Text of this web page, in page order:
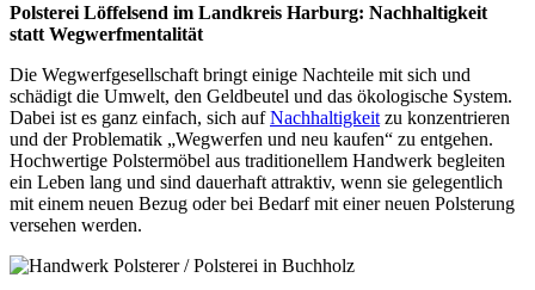
Polsterei Löffelsend im Landkreis Harburg: Nachhaltigkeit
statt Wegwerfmentalität
Die Wegwerfgesellschaft bringt einige Nachteile mit sich und
schädigt die Umwelt, den Geldbeutel und das ökologische System.
Dabei ist es ganz einfach, sich aufNachhaltigkeit zu konzentrieren
und der Problematik „Wegwerfen und neu kaufen“ zu entgehen.
Hochwertige Polstermöbel aus traditionellem Handwerk begleiten
ein Leben lang und sind dauerhaft attraktiv, wenn sie gelegentlich
mit einem neuen Bezug oder bei Bedarf mit einer neuen Polsterung
versehen werden.